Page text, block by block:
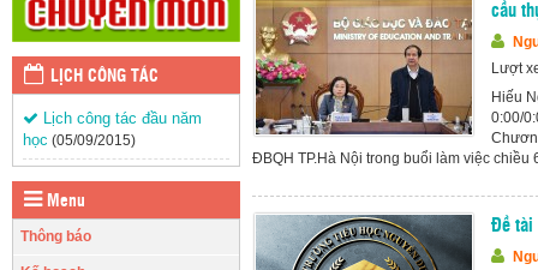
LỊCH CÔNG TÁC
Lịch công tác đầu năm
học (05/09/2015)
Menu
Thông báo
cầu
Lượt
Hiếu
0:00/
ĐBQH TP.Hà Nội trong buổi làm việc chiều
Đề tài